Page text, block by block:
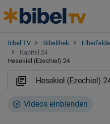
Bibel TV Bibelthek
Kapitel 24
Hesekiel (Ezechiel) 24
Videos einblenden